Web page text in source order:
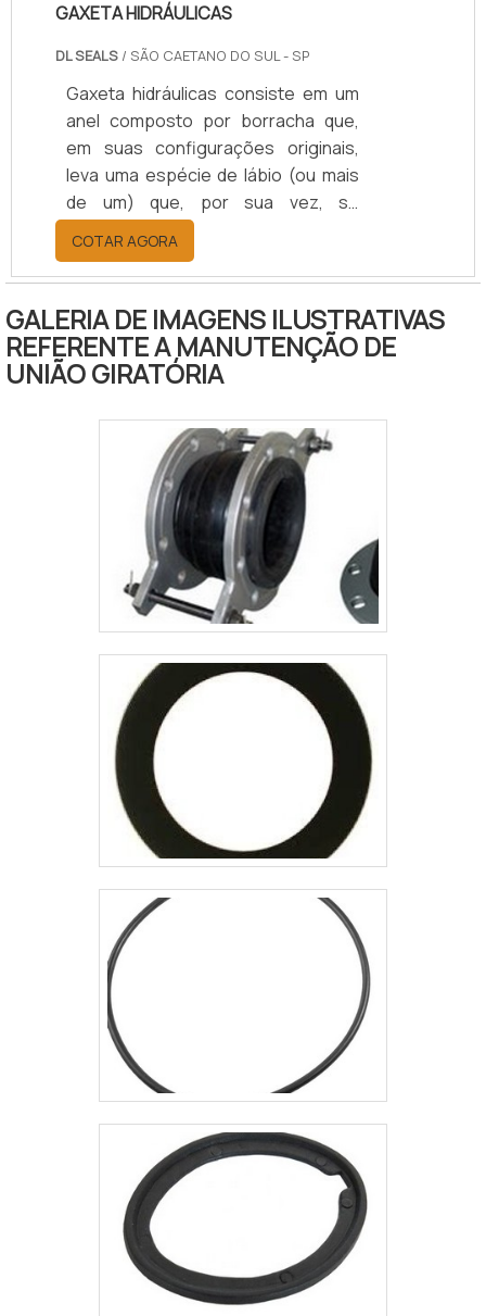
GAXETA HIDRÁULICAS
DL SEALS / SÃO CAETANO DO SUL - SP
Gaxeta hidráulicas consiste em um
anel composto por borracha que,
em suas configurações originais,
leva uma espécie de lábio (ou mais
de um) que, por sua vez, se
responsabiliza por promover
vedações gerais a sistemas
hidráulicos. Em alguns casos – e
muito em função de sua capacidade
de vedação através da própria
pressão exercida contra a parede
em questão -, esse tipo de gaxeta
também pode ser chamado de
vedador automático.Entenda quais
são as matérias-pr.
COTAR AGORA
GALERIA DE IMAGENS ILUSTRATIVAS
REFERENTE A MANUTENÇÃO DE
UNIÃO GIRATÓRIA